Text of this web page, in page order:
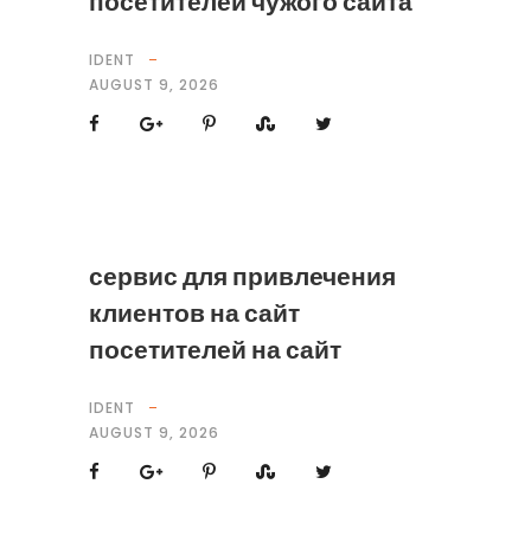
IDENT
AUGUST 9, 2026
сервис для привлечения
клиентов на сайт
посетителей на сайт
IDENT
AUGUST 9, 2026